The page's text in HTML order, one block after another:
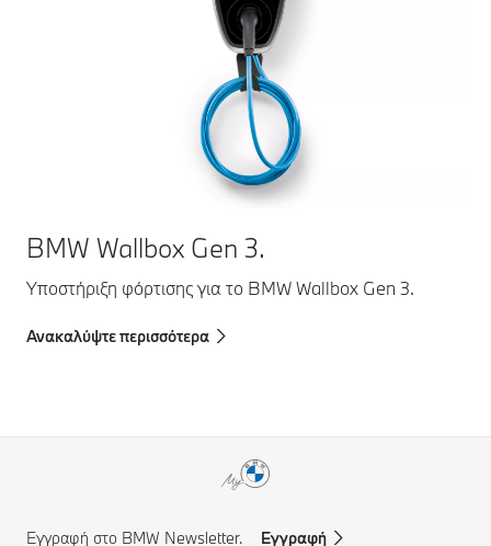
BMW Wallbox Gen 3.
Υποστήριξη φόρτισης για το BMW Wallbox Gen 3.
Ανακαλύψτε περισσότερα
Εγγραφή στο BMW Newsletter. Εγγραφή